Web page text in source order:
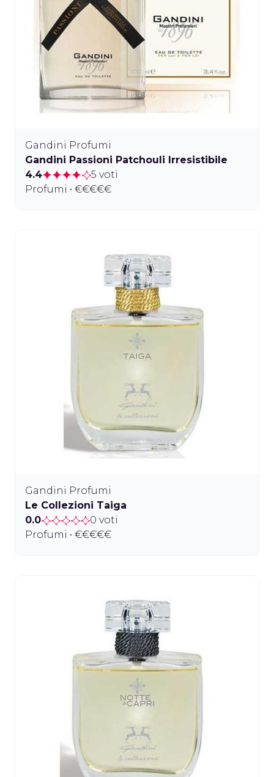
Gandini Profumi
Gandini Passioni Patchouli Irresistibile
4.4
5 voti
Profumi • €€€€€
Gandini Profumi
Le Collezioni Taiga
0.0
0 voti
Profumi • €€€€€